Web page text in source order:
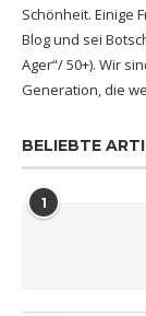
Schönheit. Einige
Blog und sei
Ager“/ 50+). Wir
Generation, die
BELIEBTE
1